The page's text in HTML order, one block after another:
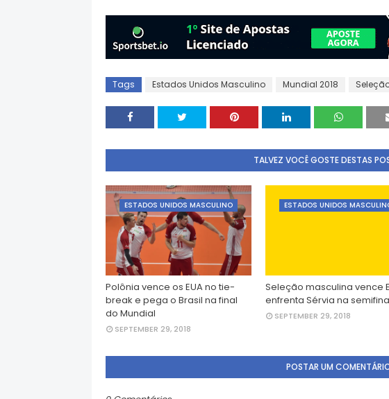
Tags Estados Unidos Masculino Mundial 2018
TALVEZ VOCÊ GOSTE DESTAS
ESTADOS UNIDOS MASCULINO
Polônia vence os EUA no tie-
break e pega o Brasil na final
do Mundial
SEPTEMBER 29, 2018
ESTADOS UNIDOS
Seleção masculina vence
enfrenta Sérvia na
SEPTEMBER 29, 2018
POSTAR UM